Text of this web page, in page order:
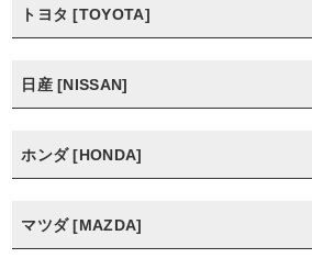
トヨタ [TOYOTA]
日産 [NISSAN]
ホンダ [HONDA]
マツダ [MAZDA]